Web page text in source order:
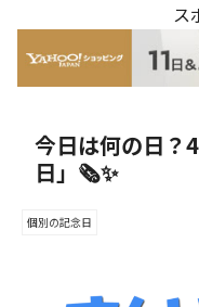
ス
今日は何の日？
日」🗞️✨
個別の記念日